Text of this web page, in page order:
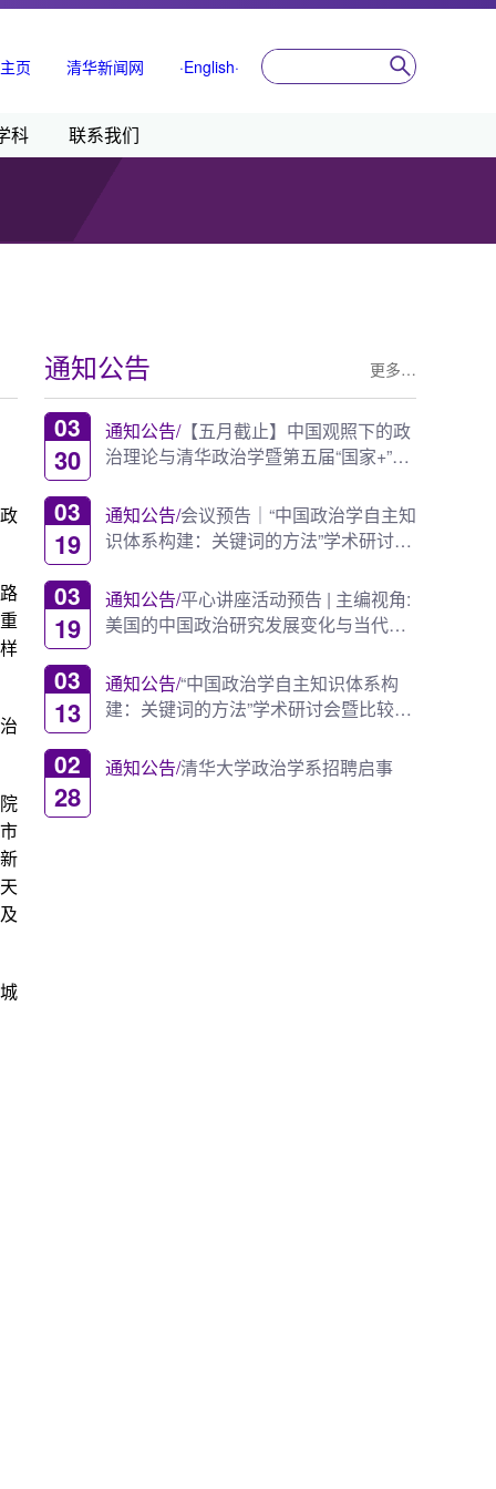
页 清华新闻网 ·English·
科 联系我们
通知公告 更多…
03
30
通知公告/【五月截止】中国观照下的政
治理论与清华政治学暨第五届“国家+”
03
19
通知公告/会议预告｜“中国政治学自主知
识体系构建：关键词的方法”学术研讨会
03
19
通知公告/平心讲座活动预告 | 主编视角:
美国的中国政治研究发展变化与当代中
03
13
通知公告/“中国政治学自主知识体系构
建：关键词的方法”学术研讨会暨比较地
02
28
通知公告/清华大学政治学系招聘启事